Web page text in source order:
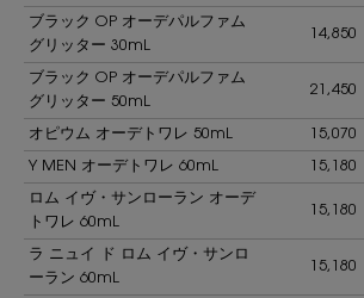
ブラック OP オーデパルファム
グリッター 30mL
14,850
ブラック OP オーデパルファム
グリッター 50mL
21,450
オピウム オーデトワレ 50mL 15,070
Y MEN オーデトワレ 60mL 15,180
ロム イヴ・サンローラン オーデ
トワレ 60mL
15,180
ラ ニュイ ド ロム イヴ・サンロ
ーラン 60mL
15,180